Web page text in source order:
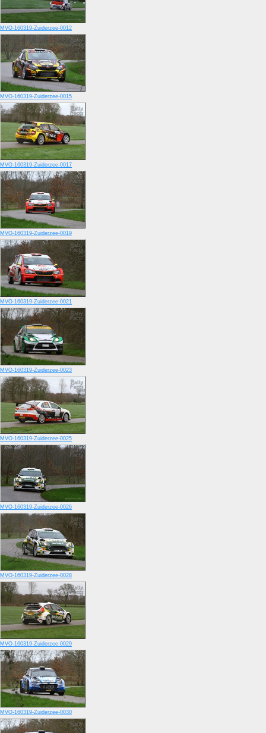
MVO-160319-Zuiderzee-0012
MVO-160319-Zuiderzee-0015
MVO-160319-Zuiderzee-0017
MVO-160319-Zuiderzee-0019
MVO-160319-Zuiderzee-0021
MVO-160319-Zuiderzee-0023
MVO-160319-Zuiderzee-0025
MVO-160319-Zuiderzee-0026
MVO-160319-Zuiderzee-0028
MVO-160319-Zuiderzee-0029
MVO-160319-Zuiderzee-0030